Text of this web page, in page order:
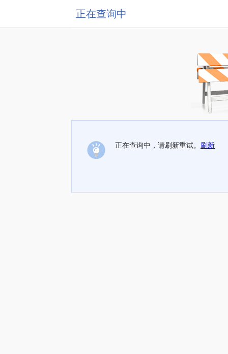
正在查询中
正在查询中，请刷新重试。 刷新